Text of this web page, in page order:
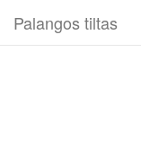
Palangos tiltas